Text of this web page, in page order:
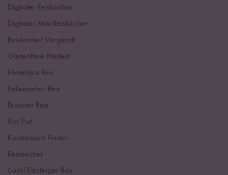
Digitaler Reiskocher
Digitaler Mini Reiskocher
Reiskocher Vergleich
Glutenfreie Nudeln
Himalaya Reis
Italienischer Reis
Brauner Reis
Hot Pot
Kochboxen Finder
Reisbecher
Sushi Einsteiger Box